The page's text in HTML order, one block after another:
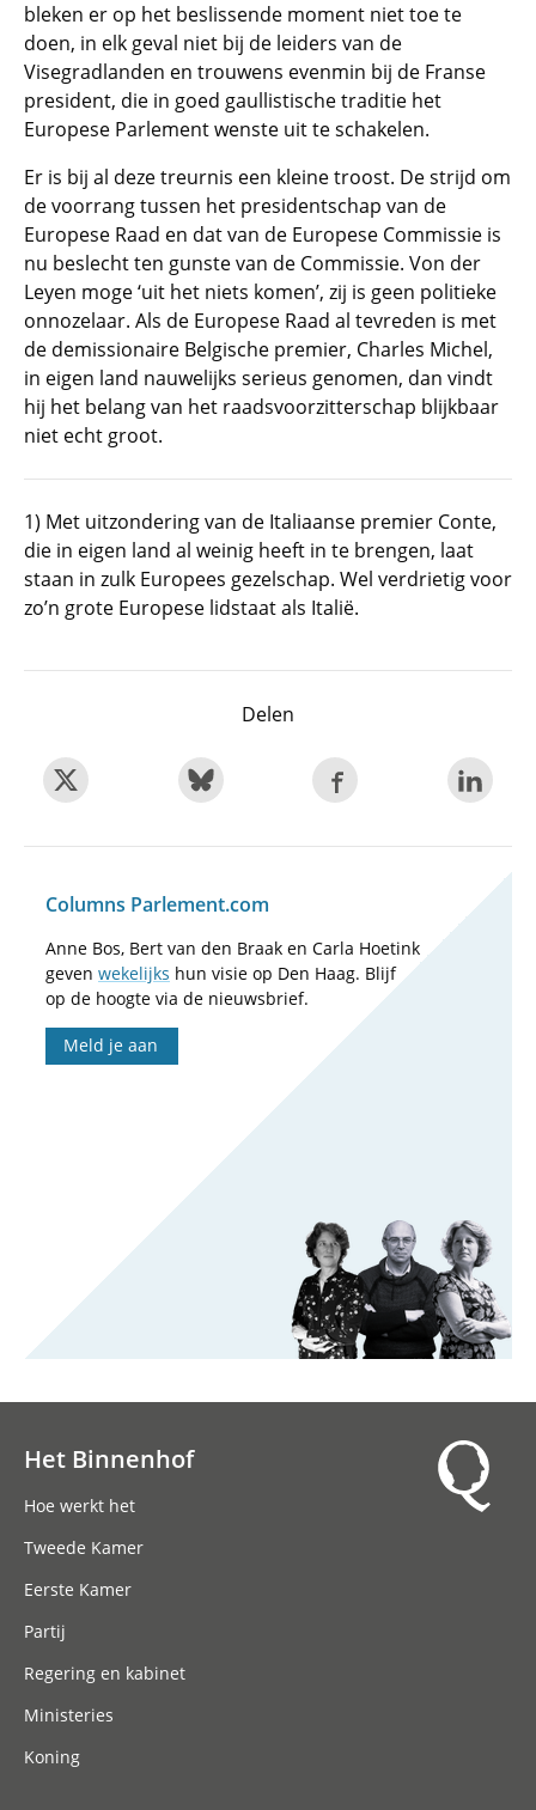
bleken er op het beslissende moment niet toe te
doen, in elk geval niet bij de leiders van de
Visegradlanden en trouwens evenmin bij de Franse
president, die in goed gaullistische traditie het
Europese Parlement wenste uit te schakelen.
Er is bij al deze treurnis een kleine troost. De strijd om
de voorrang tussen het presidentschap van de
Europese Raad en dat van de Europese Commissie is
nu beslecht ten gunste van de Commissie. Von der
Leyen moge ‘uit het niets komen’, zij is geen politieke
onnozelaar. Als de Europese Raad al tevreden is met
de demissionaire Belgische premier, Charles Michel,
in eigen land nauwelijks serieus genomen, dan vindt
hij het belang van het raadsvoorzitterschap blijkbaar
niet echt groot.
1) Met uitzondering van de Italiaanse premier Conte,
die in eigen land al weinig heeft in te brengen, laat
staan in zulk Europees gezelschap. Wel verdrietig voor
zo’n grote Europese lidstaat als Italië.
Delen
Columns Parlement.com
Anne Bos, Bert van den Braak en Carla Hoetink
geven wekelijks hun visie op Den Haag. Blijf
op de hoogte via de nieuwsbrief.
Meld je aan
Het Binnenhof
Hoe werkt het
Tweede Kamer
Eerste Kamer
Partij
Regering en kabinet
Ministeries
Koning